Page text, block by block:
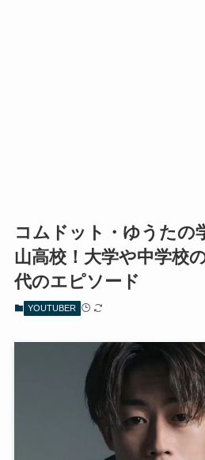
コムドット・ゆうたの
山高校！大学や中学校
代のエピソード
YOUTUBER